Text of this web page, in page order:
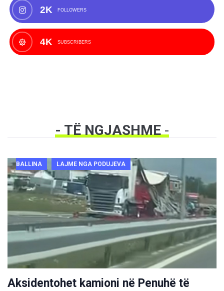
2K FOLLOWERS
4K SUBSCRIBERS
- TË NGJASHME-
BALLINA LAJME NGA PODUJEVA
Aksidentohet kamioni në Penuhë të